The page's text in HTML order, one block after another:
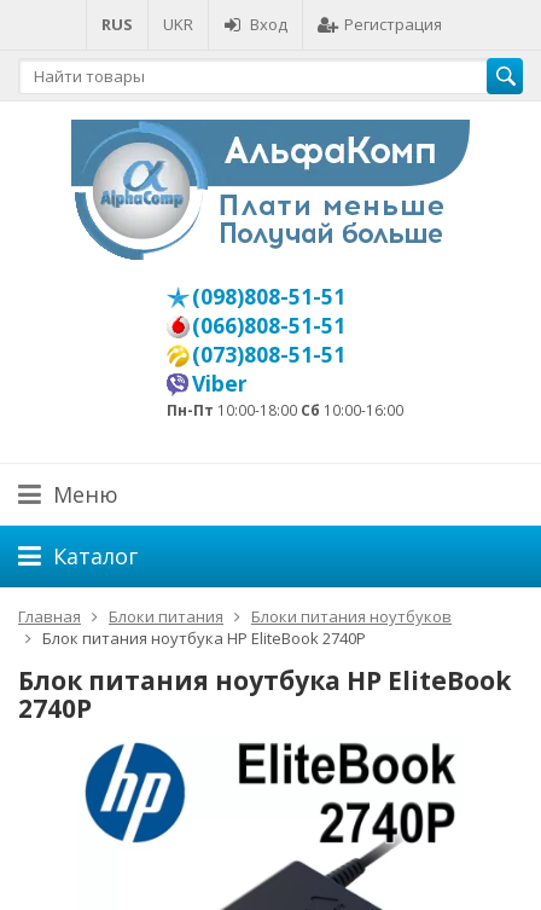
RUS UKR Вход Регистрация
(098)808-51-51
(066)808-51-51
(073)808-51-51
Viber
Пн-Пт 10:00-18:00 Сб 10:00-16:00
Меню
Каталог
Главная Блоки питания
Блоки питания ноутбуков
Блок питания ноутбука HP EliteBook 2740P
Блок питания ноутбука HP EliteBook
2740P